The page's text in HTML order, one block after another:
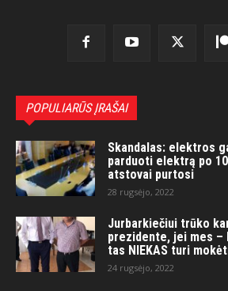
POPULIARŪS ĮRAŠAI
Skandalas: elektros
parduoti elektrą po
atstovai purtosi
28 rugsėjo, 2022
Jurbarkiečiui trūko
prezidente, jei mes –
tas NIEKAS turi
24 rugsėjo, 2022